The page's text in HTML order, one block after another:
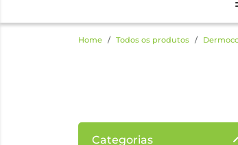
Home Todos os produtos
Categorias